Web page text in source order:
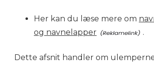
Her kan du læse mere om
og navnelapper
.
Dette afsnit handler om